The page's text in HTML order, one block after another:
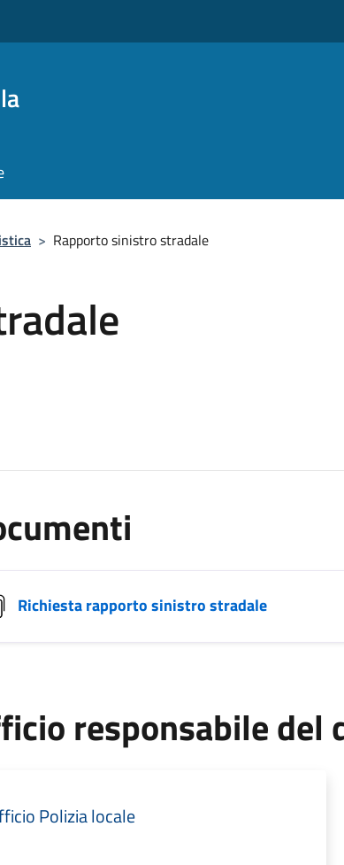
> Rapporto sinistro stradale
Richiesta rapporto sinistro stradale
responsabile del
Polizia locale